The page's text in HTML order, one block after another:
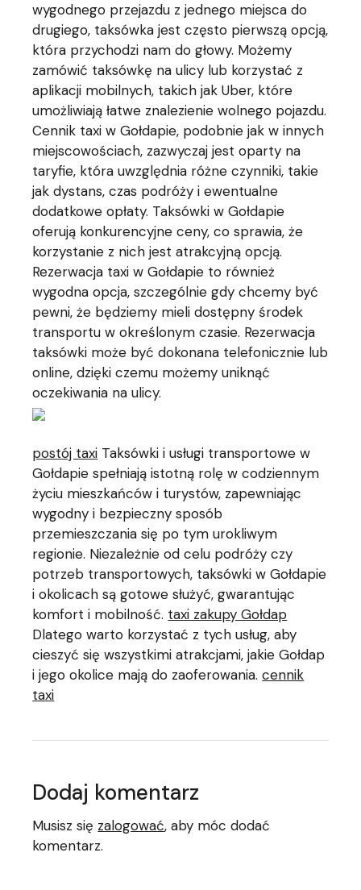
wygodnego przejazdu z jednego miejsca do
drugiego, taksówka jest często pierwszą opcją,
która przychodzi nam do głowy. Możemy
zamówić taksówkę na ulicy lub korzystać z
aplikacji mobilnych, takich jak Uber, które
umożliwiają łatwe znalezienie wolnego pojazdu.
Cennik taxi w Gołdapie, podobnie jak w innych
miejscowościach, zazwyczaj jest oparty na
taryfie, która uwzględnia różne czynniki, takie
jak dystans, czas podróży i ewentualne
dodatkowe opłaty. Taksówki w Gołdapie
oferują konkurencyjne ceny, co sprawia, że
korzystanie z nich jest atrakcyjną opcją.
Rezerwacja taxi w Gołdapie to również
wygodna opcja, szczególnie gdy chcemy być
pewni, że będziemy mieli dostępny środek
transportu w określonym czasie. Rezerwacja
taksówki może być dokonana telefonicznie lub
online, dzięki czemu możemy uniknąć
oczekiwania na ulicy.
postój taxi Taksówki i usługi transportowe w
Gołdapie spełniają istotną rolę w codziennym
życiu mieszkańców i turystów, zapewniając
wygodny i bezpieczny sposób
przemieszczania się po tym urokliwym
regionie. Niezależnie od celu podróży czy
potrzeb transportowych, taksówki w Gołdapie
i okolicach są gotowe służyć, gwarantując
komfort i mobilność. taxi zakupy Gołdap
Dlatego warto korzystać z tych usług, aby
cieszyć się wszystkimi atrakcjami, jakie Gołdap
i jego okolice mają do zaoferowania.cennik
taxi
Dodaj komentarz
Musisz się zalogować, aby móc dodać
komentarz.